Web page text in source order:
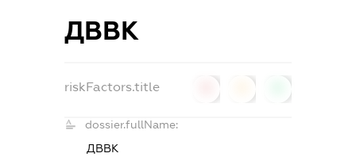
ДВВК
riskFactors.title
dossier.fullName:
ДВВК